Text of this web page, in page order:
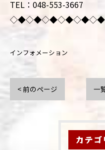
TEL：048-553-3667
インフォメーション
< 前のページ 一
カテゴ